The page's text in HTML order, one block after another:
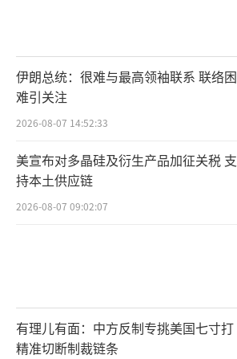
伊朗总统：很难与最高领袖联系 联络困
难引关注
2026-08-07 14:52:33
美宣布对多晶硅及衍生产品加征关税 支
持本土供应链
2026-08-07 09:02:07
有理儿有面：中方反制专挑美国七寸打
精准切断制裁链条